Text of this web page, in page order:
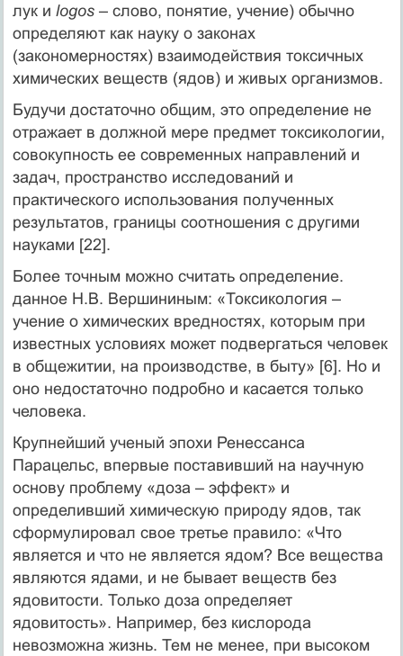
лук и logos– слово, понятие, учение) обычно
определяют как науку о законах
(закономерностях) взаимодействия токсичных
химических веществ (ядов) и живых организмов.
Будучи достаточно общим, это определение не
отражает в должной мере предмет токсикологии,
совокупность ее современных направлений и
задач, пространство исследований и
практического использования полученных
результатов, границы соотношения с другими
науками [22].
Более точным можно считать определение.
данное Н.В. Вершининым: «Токсикология –
учение о химических вредностях, которым при
известных условиях может подвергаться человек
в общежитии, на производстве, в быту» [6]. Но и
оно недостаточно подробно и касается только
человека.
Крупнейший ученый эпохи Ренессанса
Парацельс, впервые поставивший на научную
основу проблему «доза – эффект» и
определивший химическую природу ядов, так
сформулировал свое третье правило: «Что
является и что не является ядом? Все вещества
являются ядами, и не бывает веществ без
ядовитости. Только доза определяет
ядовитость». Например, без кислорода
невозможна жизнь. Тем не менее, при высоком